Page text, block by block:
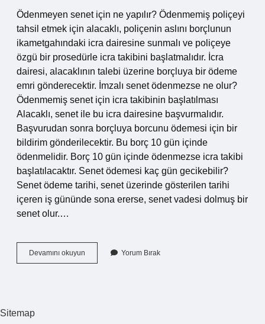
Ödenmeyen senet için ne yapılır? Ödenmemiş poliçeyi
tahsil etmek için alacaklı, poliçenin aslını borçlunun
ikametgahındaki icra dairesine sunmalı ve poliçeye
özgü bir prosedürle icra takibini başlatmalıdır. İcra
dairesi, alacaklının talebi üzerine borçluya bir ödeme
emri gönderecektir. İmzalı senet ödenmezse ne olur?
Ödenmemiş senet için icra takibinin başlatılması
Alacaklı, senet ile bu icra dairesine başvurmalıdır.
Başvurudan sonra borçluya borcunu ödemesi için bir
bildirim gönderilecektir. Bu borç 10 gün içinde
ödenmelidir. Borç 10 gün içinde ödenmezse icra takibi
başlatılacaktır. Senet ödemesi kaç gün gecikebilir?
Senet ödeme tarihi, senet üzerinde gösterilen tarihi
içeren iş gününde sona ererse, senet vadesi dolmuş bir
senet olur.…
Devamını okuyun
Odemesi
Yorum Bırak
Sitemap